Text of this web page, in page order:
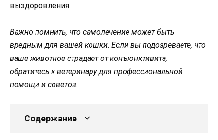
выздоровления.
Важно помнить, что самолечение может быть
вредным для вашей кошки. Если вы подозреваете, что
ваше животное страдает от конъюнктивита,
обратитесь к ветеринару для профессиональной
помощи и советов.
Содержание